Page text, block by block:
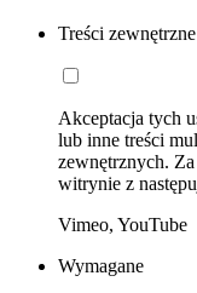
Treści zewnętrzne
Akceptacja tych
lub inne treści
zewnętrznych.
witrynie z
Vimeo, YouTube
Wymagane